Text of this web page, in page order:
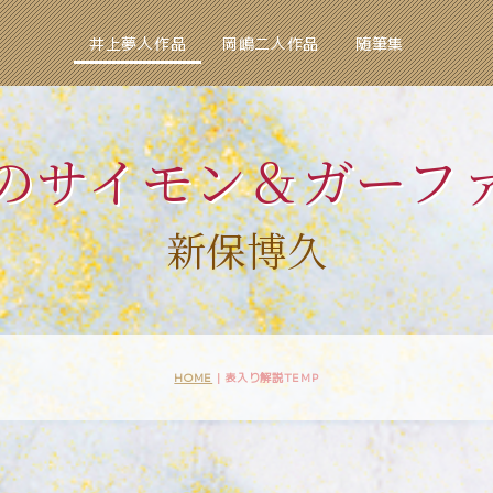
井上夢人作品 岡嶋二人作品 随筆集
サイモン＆ガーフ
新保博久
HOME | 表入り解説TEMP